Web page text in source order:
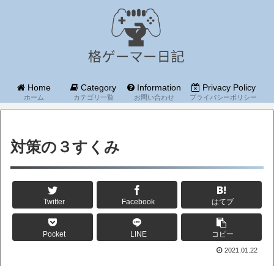
Home
ホーム
Category
カテゴリ一覧
Information
お問い合わせ
Privacy Policy
プライバシーポリシー
対策の３すくみ
Twitter Facebook はてブ
Pocket LINE コピー
2021.01.22